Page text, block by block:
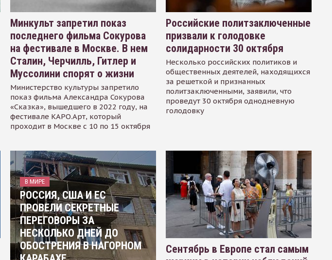
Минкульт запретил показ
последнего фильма Сокурова
на фестивале в Москве. В нем
Сталин, Черчилль, Гитлер и
Муссолини спорят о жизни
Министерство культуры запретило
показ фильма Александра Сокурова
«Сказка», вышедшего в 2022 году, на
фестивале КАРО.Арт, который
проходит в Москве с 10 по 15 октября
Российские политзаключенные
призвали к голодовке
солидарности 30 октября
Несколько российских политиков и
общественных деятелей, находящихся
за решеткой и признанных
политзаключенными, заявили, что
проведут 30 октября однодневную
голодовку
В МИРЕ
РОССИЯ, США И ЕС
ПРОВЕЛИ СЕКРЕТНЫЕ
ПЕРЕГОВОРЫ ЗА
НЕСКОЛЬКО ДНЕЙ ДО
ОБОСТРЕНИЯ В НАГОРНОМ
Сентябрь в Европе стал самым